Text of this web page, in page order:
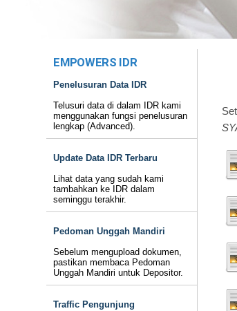
EMPOWERS IDR
Penelusuran Data IDR
Telusuri data di dalam IDR kami
menggunakan fungsi penelusuran
lengkap (Advanced).
Update Data IDR Terbaru
Lihat data yang sudah kami
tambahkan ke IDR dalam
seminggu terakhir.
Pedoman Unggah Mandiri
Sebelum mengupload dokumen,
pastikan membaca Pedoman
Unggah Mandiri untuk Depositor.
Traffic Pengunjung